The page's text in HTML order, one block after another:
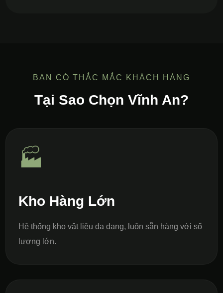
BẠN CÓ THẮC MẮC KHÁCH HÀNG
Tại Sao Chọn Vĩnh An?
🏭
Kho Hàng Lớn
Hệ thống kho vật liệu đa dạng, luôn sẵn hàng với số
lượng lớn.